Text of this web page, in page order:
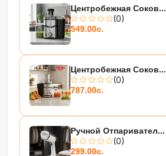
Центробежная Соков...
(0)
549.00с.
Центробежная Соков...
(0)
787.00с.
Ручной Отпаривател...
(0)
299.00с.